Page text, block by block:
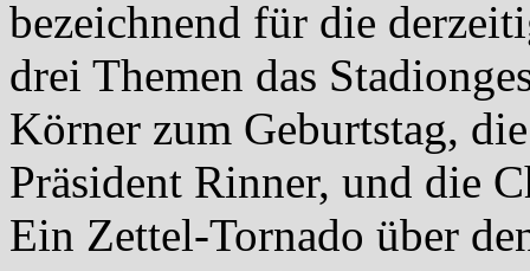
bezeichnend für die
drei Themen das
Körner zum Geburtstag,
Präsident Rinner, und die
Ein Zettel-Tornado über